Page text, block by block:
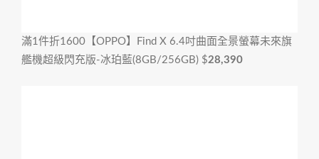
滿1件折1600 【OPPO】Find X 6.4吋曲面全景螢幕未來旗
艦機超級閃充版-冰珀藍(8GB/256GB) $28,390